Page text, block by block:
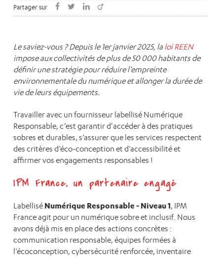
Partager sur
Le saviez-vous ? Depuis le 1er janvier 2025, la loi REEN
impose aux collectivités de plus de 50 000 habitants de
définir une stratégie pour réduire l’empreinte
environnementale du numérique et allonger la durée de
vie de leurs équipements.
Travailler avec un fournisseur labellisé Numérique
Responsable, c’est garantir d'accéder à des pratiques
sobres et durables, s’assurer que les services respectent
des critères d’éco-conception et d’accessibilité et
affirmer vos engagements responsables !
IPM France, un partenaire engagé
Labellisé Numérique Responsable - Niveau 1, IPM
France agit pour un numérique sobre et inclusif. Nous
avons déjà mis en place des actions concrètes :
communication responsable, équipes formées à
l’écoconception, cybersécurité renforcée, inventaire